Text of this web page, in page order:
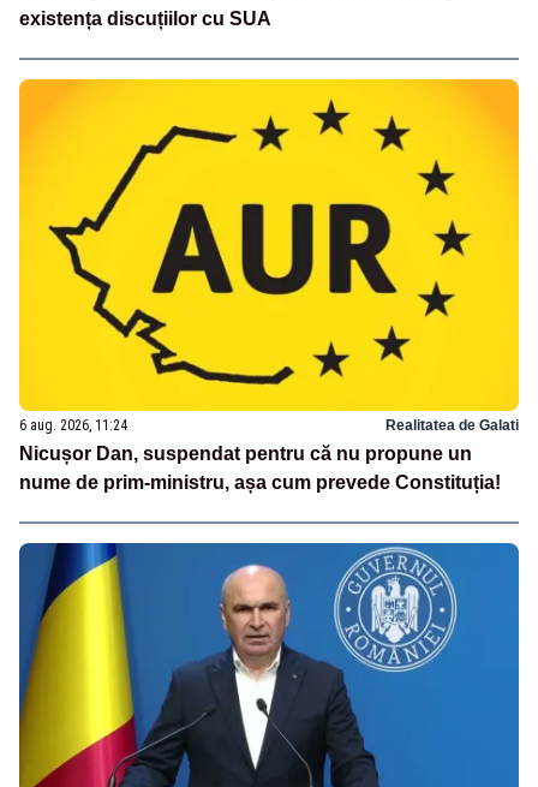
existența discuțiilor cu SUA
6 aug. 2026, 11:24 Realitatea de Galati
Nicușor Dan, suspendat pentru că nu propune un
nume de prim-ministru, așa cum prevede Constituția!